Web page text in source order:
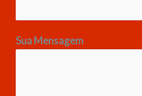
Sua Mensagem